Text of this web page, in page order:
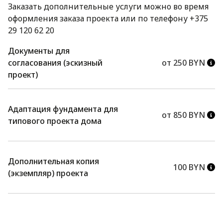
Заказать дополнительные услуги можно во время
оформления заказа проекта или по телефону +375
29 120 62 20
Документы для
согласования (эскизный
проект)
от 250 BYN
Адаптация фундамента для
типового проекта дома
от 850 BYN
Дополнительная копия
(экземпляр) проекта
100 BYN